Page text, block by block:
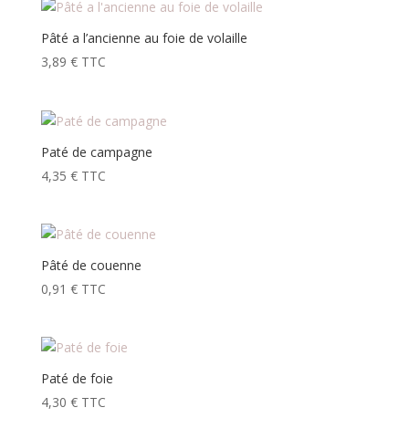
Pâté a l’ancienne au foie de volaille
3,89 € TTC
Paté de campagne
4,35 € TTC
Pâté de couenne
0,91 € TTC
Paté de foie
4,30 € TTC